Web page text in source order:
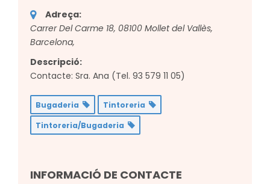
Adreça:
Carrer Del Carme 18, 08100 Mollet del Vallès,
Barcelona,
Descripció:
Contacte: Sra. Ana (Tel. 93 579 11 05)
Bugaderia
Tintoreria
Tintoreria/Bugaderia
INFORMACIÓ DE CONTACTE